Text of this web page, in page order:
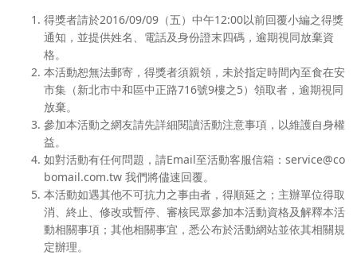
得獎者請於2016/09/09（五）中午12:00以前回覆小編之得獎
通知，並提供姓名、電話及身份證末四碼，逾期視同放棄資
格。
本活動恕無法郵寄，得獎者須親領，未於指定時間內至食在安
市集（新北市中和區中正路716號9樓之5）領取者，逾期視同
放棄。
參加本活動之網友請先詳細閱讀活動注意事項，以維護自身權
益。
如對活動有任何問題，請Email至活動客服信箱：service@co
bomail.com.tw 我們將儘速回覆。
本活動如遇其他不可抗力之事由者，得順延之；主辦單位得取
消、終止、修改或暫停、審核民眾參加本活動資格及解釋本活
動相關事項；其他相關事宜，悉公布於活動網站並依其相關規
定辦理。